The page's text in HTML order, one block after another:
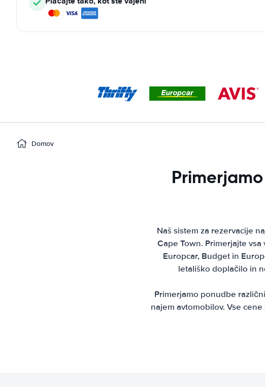
Domov
Naš sistem za rezervacije
Cape Town. Primerjajte
Europcar, Budget in
letališko doplačilo in
Primerjamo ponudbe
najem avtomobilov. Vse